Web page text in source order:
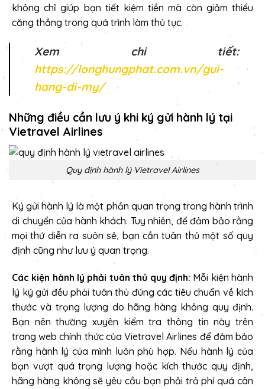
không chỉ giúp bạn tiết kiệm tiền mà còn giảm thiểu
căng thẳng trong quá trình làm thủ tục.
Xem chi tiết:
https://longhungphat.com.vn/gui-
hang-di-my/
Những điều cần lưu ý khi ký gửi hành lý tại
Vietravel Airlines
Quy định hành lý Vietravel Airlines
Ký gửi hành lý là một phần quan trọng trong hành trình
di chuyển của hành khách. Tuy nhiên, để đảm bảo rằng
mọi thứ diễn ra suôn sẻ, bạn cần tuân thủ một số quy
định cũng như lưu ý quan trọng.
Các kiện hành lý phải tuân thủ quy định: Mỗi kiện hành
lý ký gửi đều phải tuân thủ đúng các tiêu chuẩn về kích
thước và trọng lượng do hãng hàng không quy định.
Bạn nên thường xuyên kiểm tra thông tin này trên
trang web chính thức của Vietravel Airlines để đảm bảo
rằng hành lý của mình luôn phù hợp. Nếu hành lý của
bạn vượt quá trọng lượng hoặc kích thước quy định,
hãng hàng không sẽ yêu cầu bạn phải trả phí quá cân